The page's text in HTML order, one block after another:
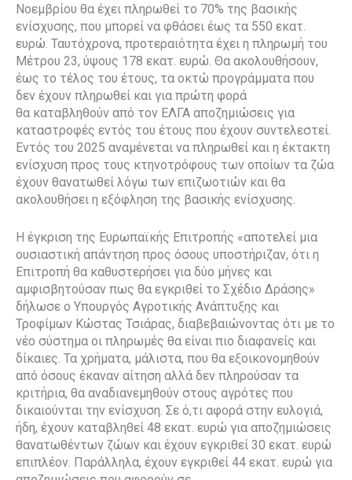
Νοεμβρίου θα έχει πληρωθεί το 70% της βασικής
ενίσχυσης, που μπορεί να φθάσει έως τα 550 εκατ.
ευρώ. Ταυτόχρονα, προτεραιότητα έχει η πληρωμή του
Μέτρου 23, ύψους 178 εκατ. ευρώ. Θα ακολουθήσουν,
έως το τέλος του έτους, τα οκτώ προγράμματα που
δεν έχουν πληρωθεί και για πρώτη φορά
θα καταβληθούν από τον ΕΛΓΑ αποζημιώσεις για
καταστροφές εντός του έτους που έχουν συντελεστεί.
Εντός του 2025 αναμένεται να πληρωθεί και η έκτακτη
ενίσχυση προς τους κτηνοτρόφους των οποίων τα ζώα
έχουν θανατωθεί λόγω των επιζωοτιών και θα
ακολουθήσει η εξόφληση της βασικής ενίσχυσης.
Η έγκριση της Ευρωπαϊκής Επιτροπής «αποτελεί μια
ουσιαστική απάντηση προς όσους υποστήριζαν, ότι η
Επιτροπή θα καθυστερήσει για δύο μήνες και
αμφισβητούσαν πως θα εγκριθεί το Σχέδιο Δράσης»
δήλωσε ο Υπουργός Αγροτικής Ανάπτυξης και
Τροφίμων Κώστας Τσιάρας, διαβεβαιώνοντας ότι με το
νέο σύστημα οι πληρωμές θα είναι πιο διαφανείς και
δίκαιες. Τα χρήματα, μάλιστα, που θα εξοικονομηθούν
από όσους έκαναν αίτηση αλλά δεν πληρούσαν τα
κριτήρια, θα αναδιανεμηθούν στους αγρότες που
δικαιούνται την ενίσχυση. Σε ό,τι αφορά στην ευλογιά,
ήδη, έχουν καταβληθεί 48 εκατ. ευρώ για αποζημιώσεις
θανατωθέντων ζώων και έχουν εγκριθεί 30 εκατ. ευρώ
επιπλέον. Παράλληλα, έχουν εγκριθεί 44 εκατ. ευρώ για